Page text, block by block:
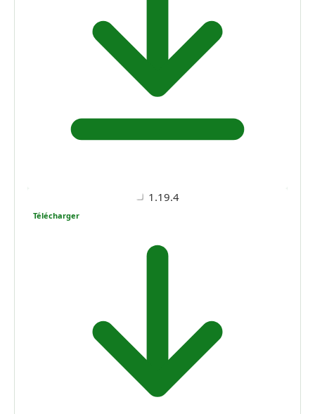
1.19.4
Télécharger